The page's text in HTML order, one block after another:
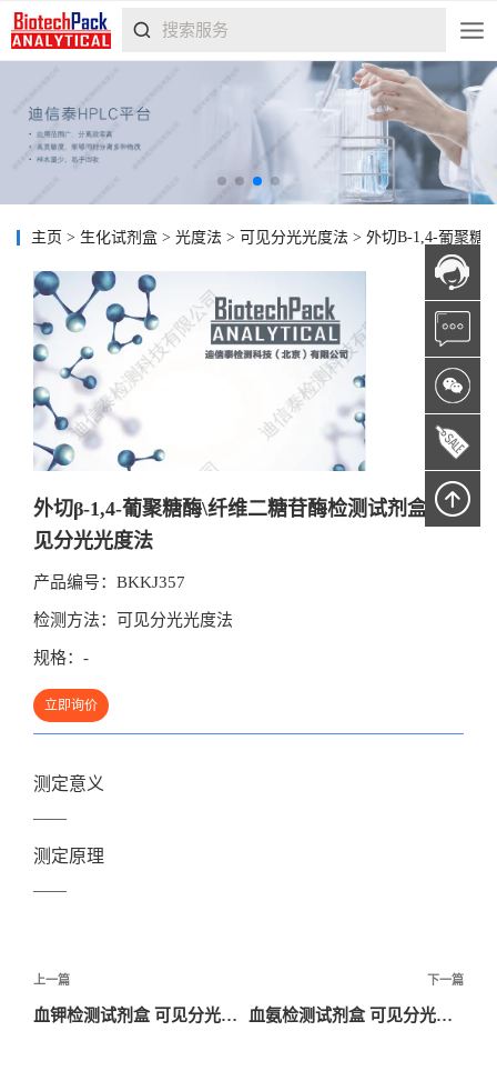
主页 > 生化试剂盒 > 光度法 > 可见分光光度法 > 外切Β-1,4-葡聚糖
外切β-1,4-葡聚糖酶\纤维二糖苷酶检测试剂盒 可
见分光光度法
产品编号： BKKJ357
检测方法： 可见分光光度法
规格： -
立即询价
测定意义
——
测定原理
——
文
章
上一篇
血钾检测试剂盒 可见分光光度法
下一篇
血氨检测试剂盒 可见分光光度法